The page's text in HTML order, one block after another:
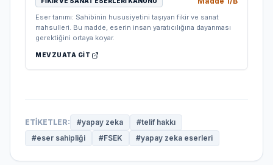
Eser tanımı: Sahibinin hususiyetini taşıyan fikir ve sanat
mahsulleri. Bu madde, eserin insan yaratıcılığına dayanması
gerektiğini ortaya koyar.
MEVZUATA GIT
ETIKETLER: #yapay zeka #telif hakkı
#eser sahipliği #FSEK #yapay zeka eserleri